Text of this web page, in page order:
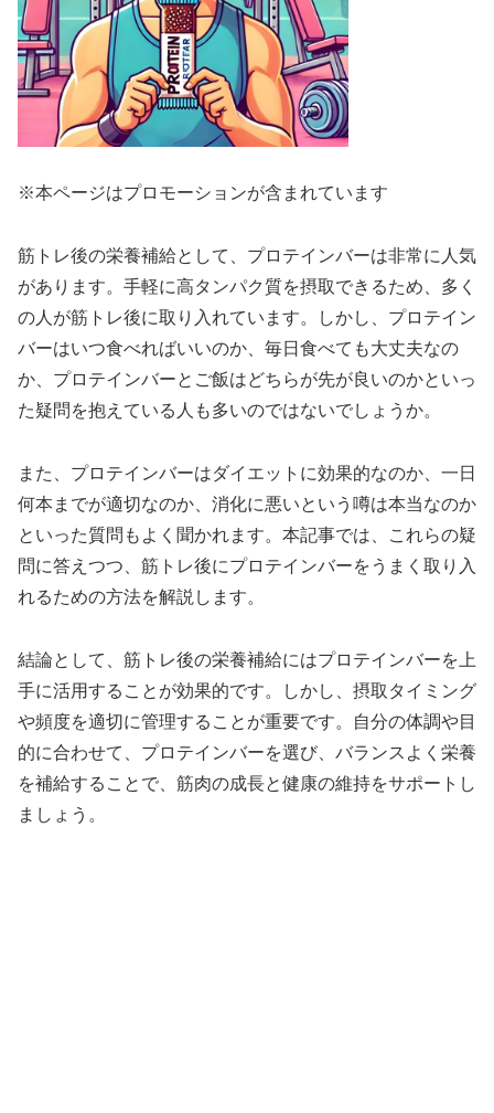
※本ページはプロモーションが含まれています
筋トレ後の栄養補給として、プロテインバーは非常に人気
があります。手軽に高タンパク質を摂取できるため、多く
の人が筋トレ後に取り入れています。しかし、プロテイン
バーはいつ食べればいいのか、毎日食べても大丈夫なの
か、プロテインバーとご飯はどちらが先が良いのかといっ
た疑問を抱えている人も多いのではないでしょうか。
また、プロテインバーはダイエットに効果的なのか、一日
何本までが適切なのか、消化に悪いという噂は本当なのか
といった質問もよく聞かれます。本記事では、これらの疑
問に答えつつ、筋トレ後にプロテインバーをうまく取り入
れるための方法を解説します。
結論として、筋トレ後の栄養補給にはプロテインバーを上
手に活用することが効果的です。しかし、摂取タイミング
や頻度を適切に管理することが重要です。自分の体調や目
的に合わせて、プロテインバーを選び、バランスよく栄養
を補給することで、筋肉の成長と健康の維持をサポートし
ましょう。